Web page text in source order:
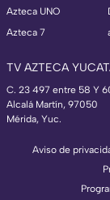
Azteca UNO
Azteca 7
TV AZTECA
C. 23 497 entre 58 Y
Alcalá Martín, 97050
Mérida, Yuc.
Aviso de